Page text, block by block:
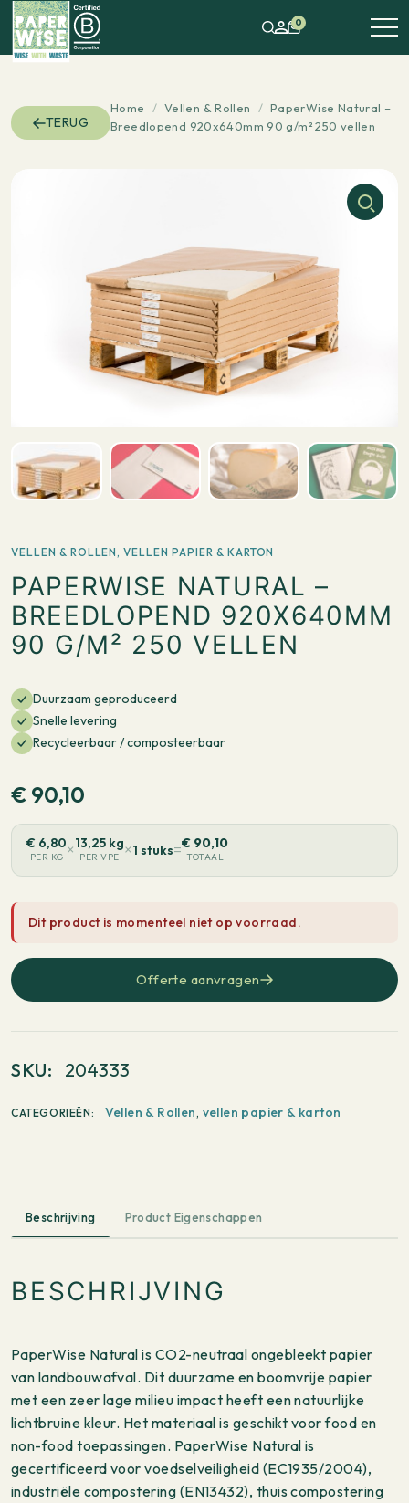
0
TERUG
Home / Vellen & Rollen / PaperWise Natural –
Breedlopend 920x640mm 90 g/m² 250 vellen
VELLEN & ROLLEN ,VELLEN PAPIER & KARTON
PAPERWISE NATURAL –
BREEDLOPEND 920X640MM
90 G/M² 250 VELLEN
Duurzaam geproduceerd
Snelle levering
Recycleerbaar / composteerbaar
€ 90,10
€ 6,80
PER KG ×13,25 kg
PER VPE ×1 stuks=€ 90,10
TOTAAL
Dit product is momenteel niet op voorraad.
Offerte aanvragen
SKU: 204333
CATEGORIEËN: Vellen & Rollen, vellen papier & karton
Beschrijving Product Eigenschappen
BESCHRIJVING
PaperWise Natural is CO2-neutraal ongebleekt papier
van landbouwafval. Dit duurzame en boomvrije papier
met een zeer lage milieu impact heeft een natuurlijke
lichtbruine kleur. Het materiaal is geschikt voor food en
non-food toepassingen. PaperWise Natural is
gecertificeerd voor voedselveiligheid (EC1935/2004),
industriële compostering (EN13432), thuis compostering